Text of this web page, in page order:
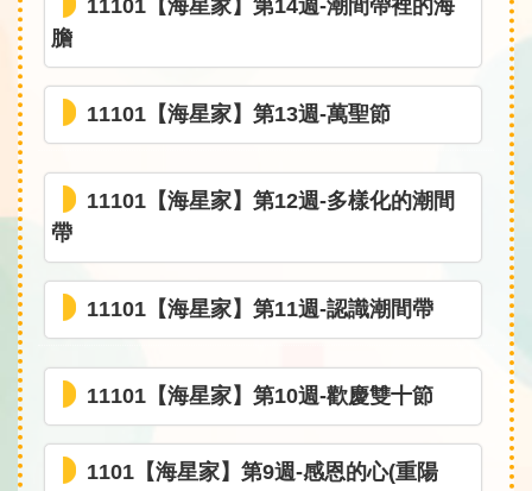
11101【海星家】第14週-潮間帶裡的海
膽
11101【海星家】第13週-萬聖節
11101【海星家】第12週-多樣化的潮間
帶
11101【海星家】第11週-認識潮間帶
11101【海星家】第10週-歡慶雙十節
1101【海星家】第9週-感恩的心(重陽